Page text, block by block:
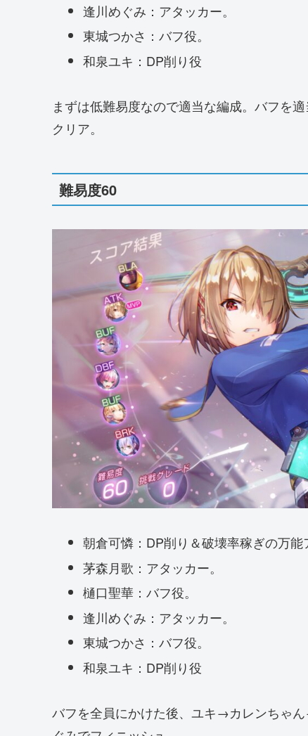
逢川めぐみ：アタッカー。
東城つかさ：バフ役。
和泉ユキ：DP削り役
まずは低難易度なので適当な編成。バフを
クリア。
難易度60
朝倉可憐：DP削り＆破壊率稼ぎの万能
茅森月歌：アタッカー。
樋口聖華：バフ役。
逢川めぐみ：アタッカー。
東城つかさ：バフ役。
和泉ユキ：DP削り役
バフを全員にかけた後、ユキ→カレンちゃ